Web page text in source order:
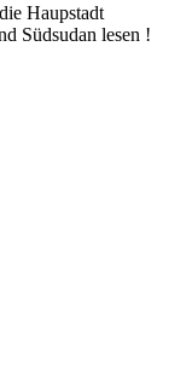
Haupstadt
Südsudan lesen !